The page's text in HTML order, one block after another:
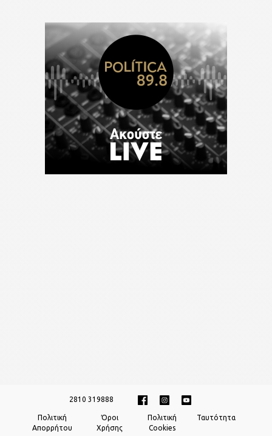
2810 319888
Πολιτική
Απορρήτου
Όροι
Χρήσης
Πολιτική
Cookies
Ταυτότητα